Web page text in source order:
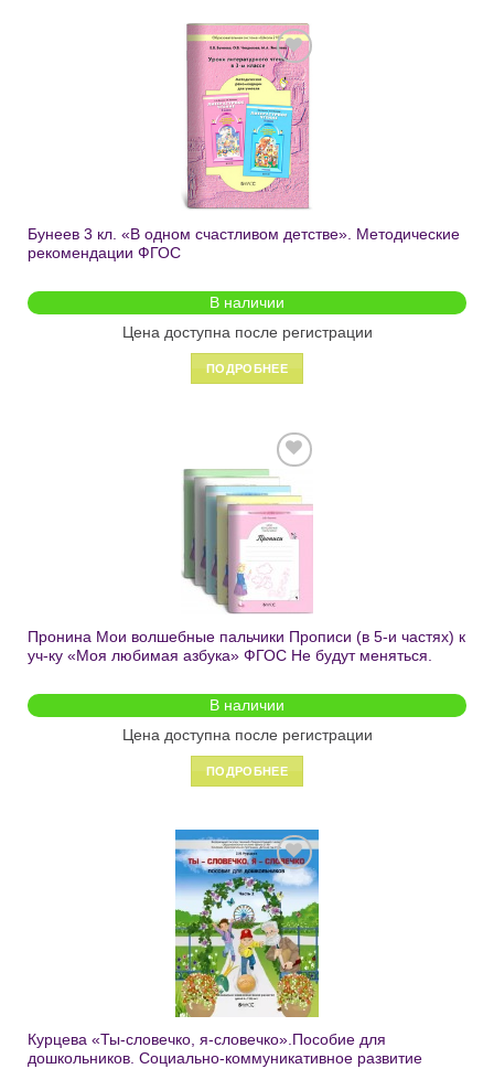
Добавить
в список
желаний
Бунеев 3 кл. «В одном счастливом детстве». Методические
рекомендации ФГОС
В наличии
Цена доступна после регистрации
ПОДРОБНЕЕ
Добавить
в список
желаний
Пронина Мои волшебные пальчики Прописи (в 5-и частях) к
уч-ку «Моя любимая азбука» ФГОС Не будут меняться.
В наличии
Цена доступна после регистрации
ПОДРОБНЕЕ
Добавить
в список
желаний
Курцева «Ты-словечко, я-словечко».Пособие для
дошкольников. Социально-коммуникативное развитие